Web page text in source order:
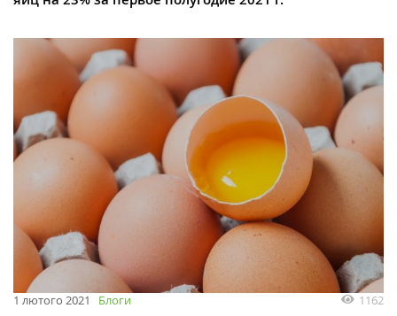
1 лютого 2021 Блоги 1162